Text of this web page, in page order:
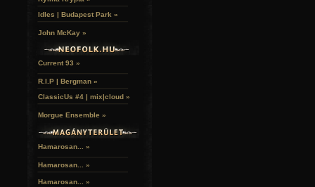
Idles | Budapest Park »
John McKay »
Current 93 »
R.I.P | Bergman »
ClassicUs #4 | mix|cloud »
Morgue Ensemble »
Hamarosan... »
Hamarosan... »
Hamarosan... »